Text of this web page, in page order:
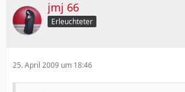
jmj 66
Erleuchteter
25. April 2009 um 18:46